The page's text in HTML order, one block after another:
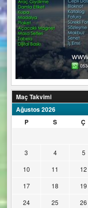
Maç Takvimi
Ağustos 2026
P
S Ç
3
4 5
10
11 12
17
18 19
24
25 26